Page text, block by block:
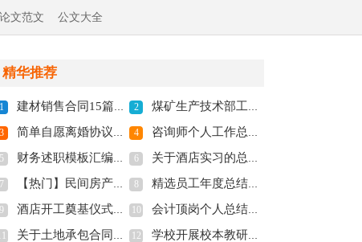
论文范文 公文大全
精华推荐
1 建材销售合同15篇(全文共14562字) 2 煤矿生产技术部工作总结(全文共3088字)
3 简单自愿离婚协议书2022年(全文共3324字) 4 咨询师个人工作总结(全文共22115字)
5 财务述职模板汇编八篇(全文共13169字) 6 关于酒店实习的总结(全文共1222字)
7 【热门】民间房产抵押合同(全文共23566字) 8 精选员工年度总结9篇(全文共13058字)
9 酒店开工奠基仪式致辞(全文共4086字) 10 会计顶岗个人总结精选范文(全文共1166字)
关于土地承包合同范文集锦7篇(全文共6462字) 12 学校开展校本教研活动做法介绍(全文共2704字)